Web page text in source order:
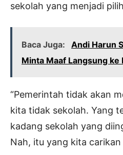
sekolah yang menjadi
Baca Juga:
Andi Harun
Minta Maaf Langsung ke
“Pemerintah tidak akan
kita tidak sekolah. Yang
kadang sekolah yang
Nah, itu yang kita carikan